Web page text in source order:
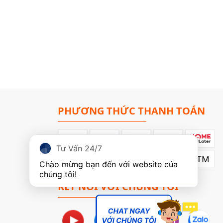
PHƯƠNG THỨC THANH TOÁN
KẾT NỐI VỚI CHÚNG TÔI
Tư Vấn 24/7
Chào mừng bạn đến với website của
chúng tôi!